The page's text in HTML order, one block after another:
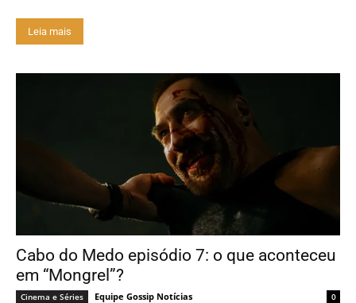
Leia mais
Cabo do Medo episódio 7: o que aconteceu
em “Mongrel”?
Cinema e Séries Equipe Gossip Notícias 0